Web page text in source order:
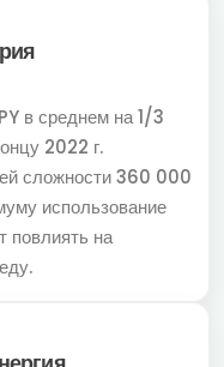
в среднем на 1/3
2022 г.
сложности 360 000
использование
повлиять на